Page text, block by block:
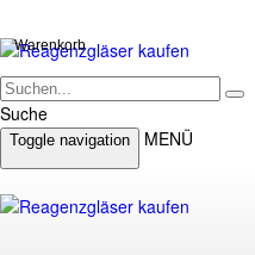
Suche
Warenkorb
Toggle navigation MENÜ